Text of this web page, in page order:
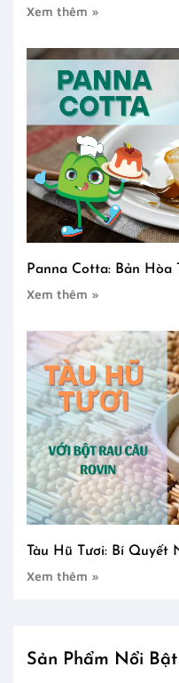
Xem thêm »
Panna Cotta: Bản
Xem thêm »
Tàu Hũ Tươi: Bí Quyết
Xem thêm »
Sản Phẩm Nổi Bật